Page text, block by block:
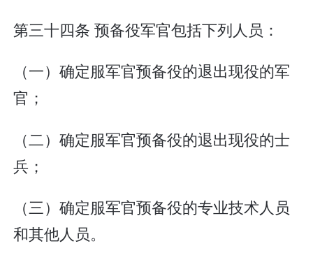
第三十四条 预备役军官包括下列人员：
（一）确定服军官预备役的退出现役的军
官；
（二）确定服军官预备役的退出现役的士
兵；
（三）确定服军官预备役的专业技术人员
和其他人员。